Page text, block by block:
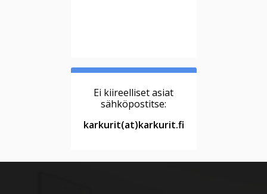
Ei kiireelliset asiat
sähköpostitse:
karkurit(at)karkurit.fi